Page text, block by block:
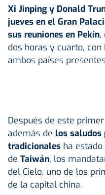
Xi Jinping y Donald
jueves en el Gran
sus reuniones en Pekín,
dos horas y cuarto,
ambos países
Después de este
además de los
tradicionales ha
de Taiwán, los
del Cielo, uno de los
de la capital china.